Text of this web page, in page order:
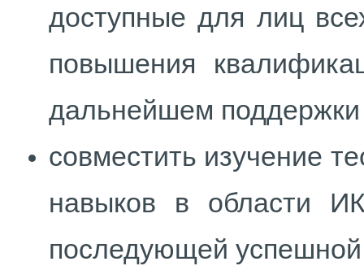
доступные для лиц
повышения
дальнейшем поддержки
совместить изучение
навыков в области
последующей